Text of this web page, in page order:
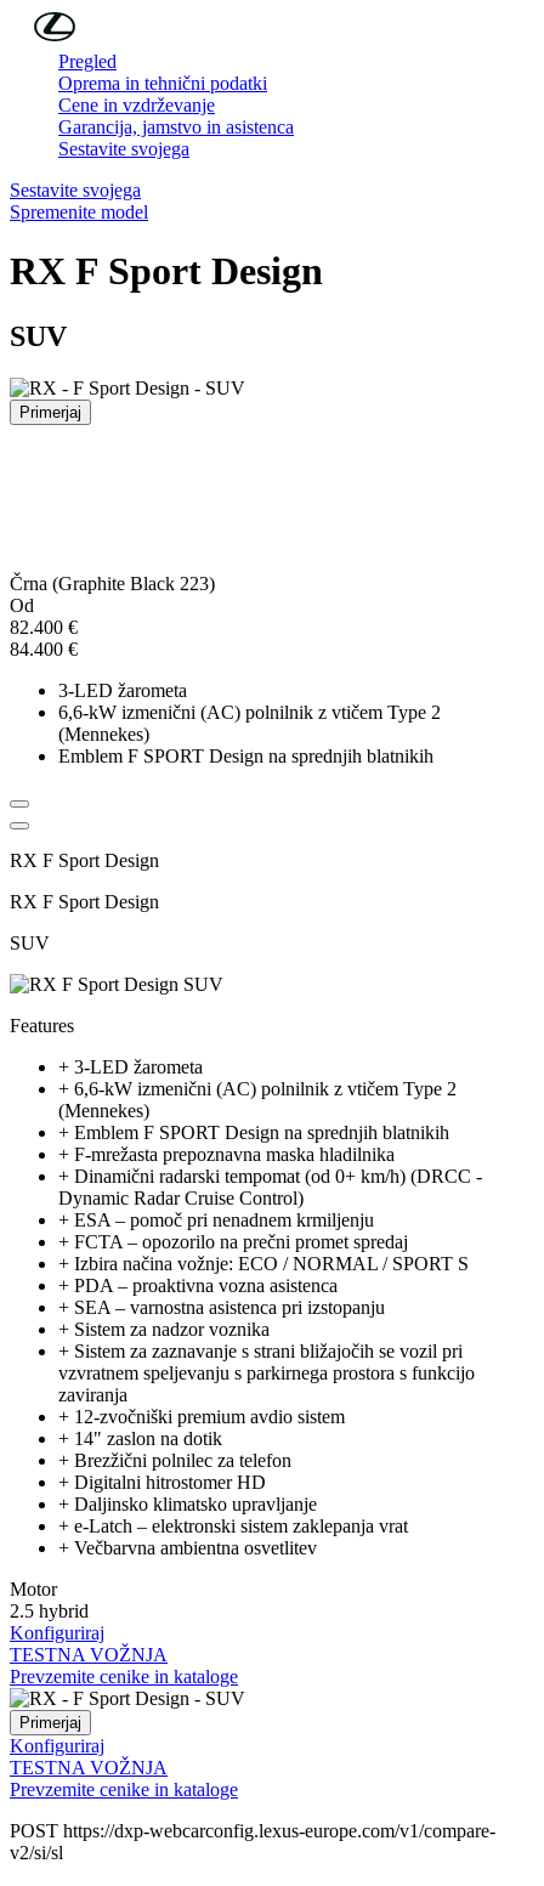
Skip to Main Content
Pregled
Oprema in tehnični podatki
Cene in vzdrževanje
Garancija, jamstvo in asistenca
Sestavite svojega
Sestavite svojega
Spremenite model
RX F Sport Design
SUV
Primerjaj
Črna (Graphite Black 223)
Od
82.400 €
84.400 €
3-LED žarometa
6,6-kW izmenični (AC) polnilnik z vtičem Type 2
(Mennekes)
Emblem F SPORT Design na sprednjih blatnikih
RX F Sport Design
RX F Sport Design
SUV
Features
+ 3-LED žarometa
+ 6,6-kW izmenični (AC) polnilnik z vtičem Type 2
(Mennekes)
+ Emblem F SPORT Design na sprednjih blatnikih
+ F-mrežasta prepoznavna maska hladilnika
+ Dinamični radarski tempomat (od 0+ km/h) (DRCC -
Dynamic Radar Cruise Control)
+ ESA – pomoč pri nenadnem krmiljenju
+ FCTA – opozorilo na prečni promet spredaj
+ Izbira načina vožnje: ECO / NORMAL / SPORT S
+ PDA – proaktivna vozna asistenca
+ SEA – varnostna asistenca pri izstopanju
+ Sistem za nadzor voznika
+ Sistem za zaznavanje s strani bližajočih se vozil pri
vzvratnem speljevanju s parkirnega prostora s funkcijo
zaviranja
+ 12-zvočniški premium avdio sistem
+ 14" zaslon na dotik
+ Brezžični polnilec za telefon
+ Digitalni hitrostomer HD
+ Daljinsko klimatsko upravljanje
+ e-Latch – elektronski sistem zaklepanja vrat
+ Večbarvna ambientna osvetlitev
Motor
2.5 hybrid
Konfiguriraj
TESTNA VOŽNJA
Prevzemite cenike in kataloge
Primerjaj
Konfiguriraj
TESTNA VOŽNJA
Prevzemite cenike in kataloge
POST https://dxp-webcarconfig.lexus-europe.com/v1/compare-
v2/si/sl